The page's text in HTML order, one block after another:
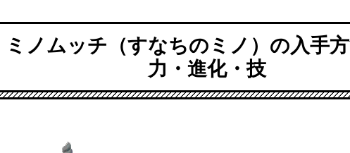
ミノムッチ（すなちのミノ）の入手
力・進化・技